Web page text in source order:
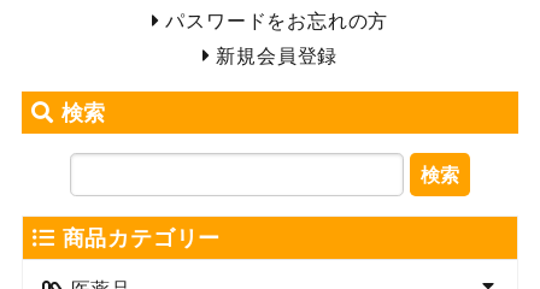
パスワードをお忘れの方
新規会員登録
検索
検索
商品カテゴリー